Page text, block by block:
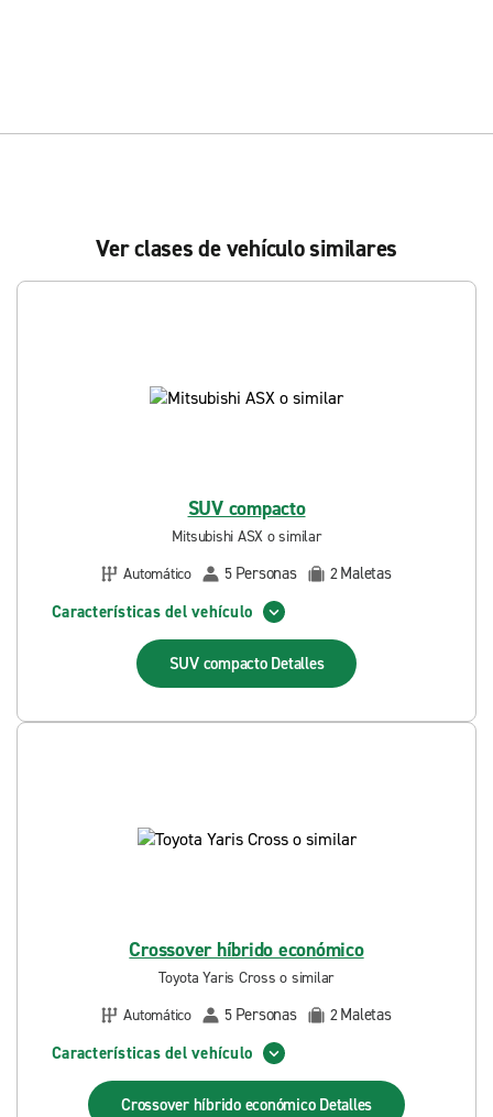
Ver clases de vehículo similares
SUV compacto
Mitsubishi ASX o similar
Automático
5 Personas 2Maletas
Características del vehículo
SUV compacto Detalles
Crossover híbrido económico
Toyota Yaris Cross o similar
Automático
5 Personas 2Maletas
Características del vehículo
Crossover híbrido económico Detalles